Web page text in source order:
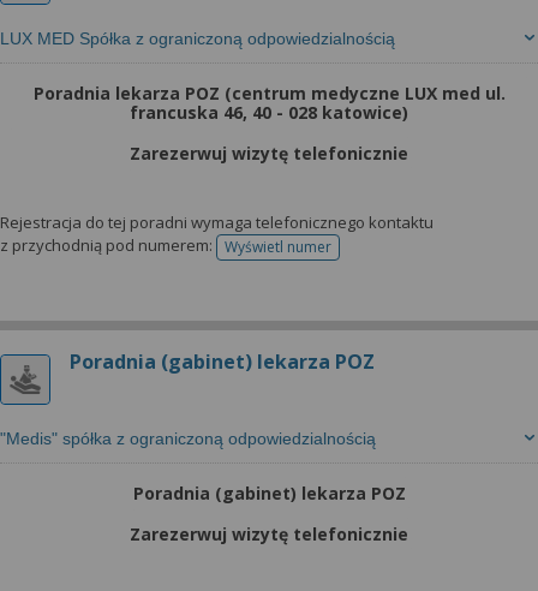
LUX MED Spółka z ograniczoną odpowiedzialnością
Poradnia lekarza POZ (centrum medyczne LUX med ul.
francuska 46, 40 - 028 katowice)
Zarezerwuj wizytę telefonicznie
Rejestracja do tej poradni wymaga telefonicznego kontaktu
z przychodnią pod numerem:
Wyświetl numertelefonu do rejestracji
Poradnia (gabinet) lekarza POZ
"Medis" spółka z ograniczoną odpowiedzialnością
Poradnia (gabinet) lekarza POZ
Zarezerwuj wizytę telefonicznie